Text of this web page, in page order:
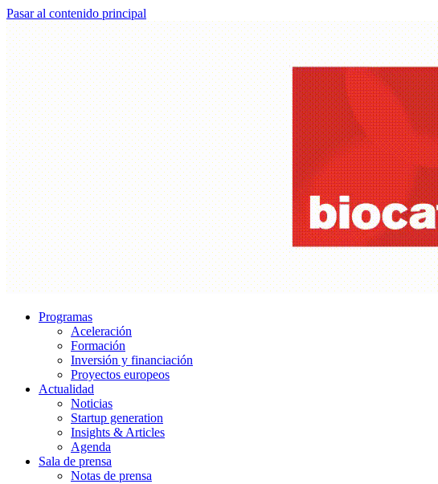
Pasar al contenido principal
Programas
Aceleración
Formación
Inversión y financiación
Proyectos europeos
Actualidad
Noticias
Startup generation
Insights & Articles
Agenda
Sala de prensa
Notas de prensa